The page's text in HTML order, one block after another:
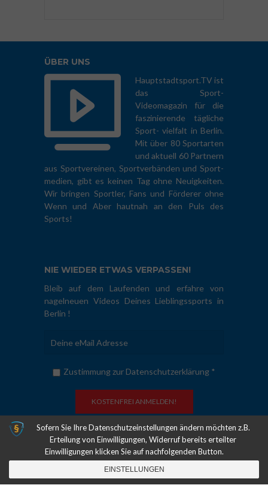
ÜBER UNS
Hauptstadtsport.TV ist
das Sport-
Videomagazin für die
faszinierende tägliche
Sport- vielfalt in Berlin.
Mit über 80 Sportarten
und aktuell 60 Partnern
aus Sportvereinen, Sportverbänden und Sport-
medien, gibt es keinen Tag ohne Neuigkeiten.
Wir bringen Sportler, Fans und Förderer ohne
Wenn und Aber hautnah an den Puls des
Sports!
NIE WIEDER ETWAS VERPASSEN!
Bleib auf dem Laufenden und erfahre von
nagelneuen Videos Deines Lieblingssports in
Berlin !
Zustimmung zur Datenschutzerklärung *
COPYRIGHT © 2011-2026. HAUPTSTADTSPORT.TV | ALLE RECHTE
VORBEHALTEN |ÜBER UNS| DATENSCHUTZ|IMPRESSUM| MADE
WITH♥IN BERLIN
Sofern Sie Ihre Datenschutzeinstellungen ändern möchten z.B.
Erteilung von Einwilligungen, Widerruf bereits erteilter
Einwilligungen klicken Sie auf nachfolgenden Button.
EINSTELLUNGEN